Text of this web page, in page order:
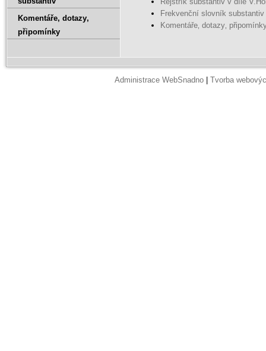
Frekvenční slovník substantiv
Komentáře‚ dotazy‚
Komentáře‚ dotazy‚
připomínky
Administrace WebSnadno Tvorba